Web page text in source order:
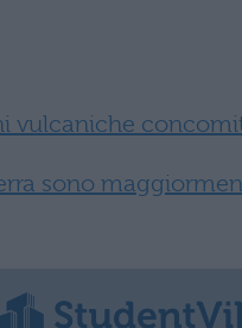
vulcaniche
sono